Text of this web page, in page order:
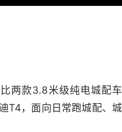
两款3.8米级纯电城配车
T4，面向日常跑城配、城